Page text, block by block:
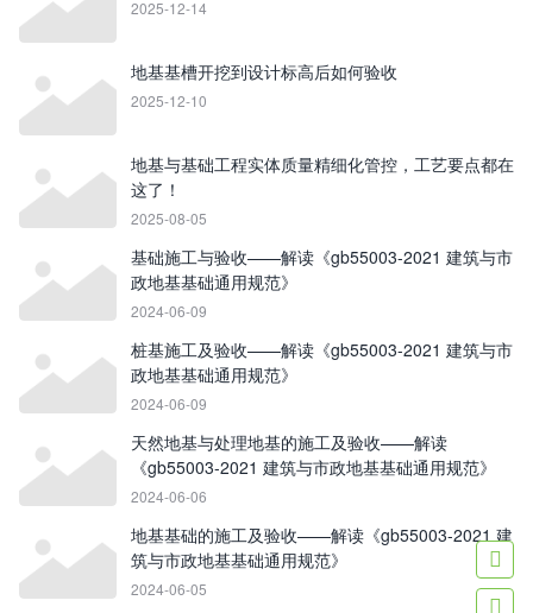
2025-12-14
地基基槽开挖到设计标高后如何验收
2025-12-10
地基与基础工程实体质量精细化管控，工艺要点都在
这了！
2025-08-05
基础施工与验收——解读《gb55003-2021 建筑与市
政地基基础通用规范》
2024-06-09
桩基施工及验收——解读《gb55003-2021 建筑与市
政地基基础通用规范》
2024-06-09
天然地基与处理地基的施工及验收——解读
《gb55003-2021 建筑与市政地基基础通用规范》
2024-06-06
地基基础的施工及验收——解读《gb55003-2021 建
筑与市政地基基础通用规范》
2024-06-05

